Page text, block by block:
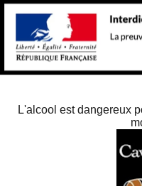
L'alcool est dangereux